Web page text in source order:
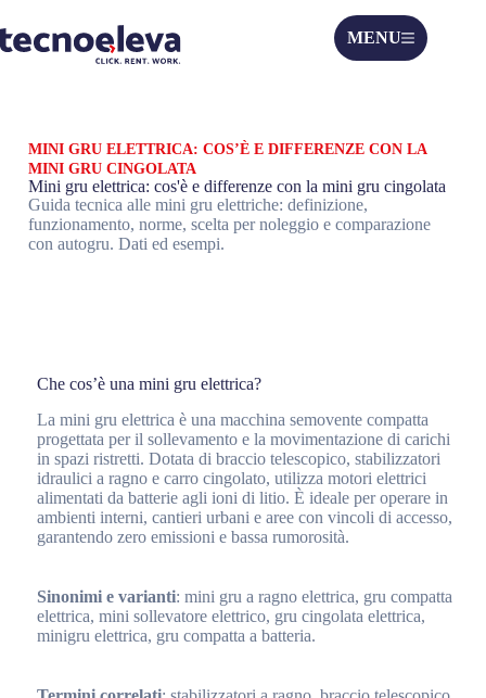
MENU
MINI GRU ELETTRICA: COS’È E DIFFERENZE CON LA
MINI GRU CINGOLATA
Mini gru elettrica: cos'è e differenze con la mini gru cingolata
Guida tecnica alle mini gru elettriche: definizione,
funzionamento, norme, scelta per noleggio e comparazione
con autogru. Dati ed esempi.
Che cos’è una mini gru elettrica?
La mini gru elettrica è una macchina semovente compatta
progettata per il sollevamento e la movimentazione di carichi
in spazi ristretti. Dotata di braccio telescopico, stabilizzatori
idraulici a ragno e carro cingolato, utilizza motori elettrici
alimentati da batterie agli ioni di litio. È ideale per operare in
ambienti interni, cantieri urbani e aree con vincoli di accesso,
garantendo zero emissioni e bassa rumorosità.
Sinonimi e varianti: mini gru a ragno elettrica, gru compatta
elettrica, mini sollevatore elettrico, gru cingolata elettrica,
minigru elettrica, gru compatta a batteria.